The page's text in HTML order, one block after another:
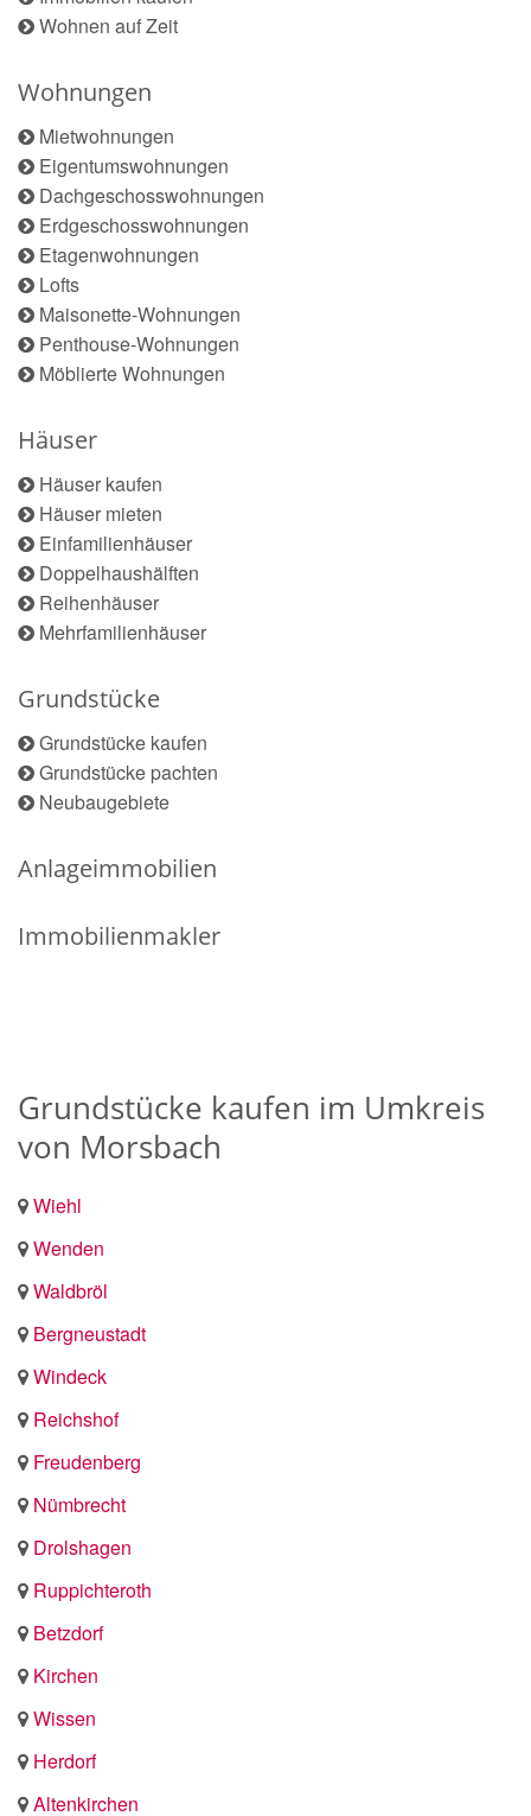
Wohnen auf Zeit
Wohnungen
Mietwohnungen
Eigentumswohnungen
Dachgeschosswohnungen
Erdgeschosswohnungen
Etagenwohnungen
Lofts
Maisonette-Wohnungen
Penthouse-Wohnungen
Möblierte Wohnungen
Häuser
Häuser kaufen
Häuser mieten
Einfamilienhäuser
Doppelhaushälften
Reihenhäuser
Mehrfamilienhäuser
Grundstücke
Grundstücke kaufen
Grundstücke pachten
Neubaugebiete
Anlageimmobilien
Immobilienmakler
Grundstücke kaufen im Umkreis
von Morsbach
Wiehl
Wenden
Waldbröl
Bergneustadt
Windeck
Reichshof
Freudenberg
Nümbrecht
Drolshagen
Ruppichteroth
Betzdorf
Kirchen
Wissen
Herdorf
Altenkirchen